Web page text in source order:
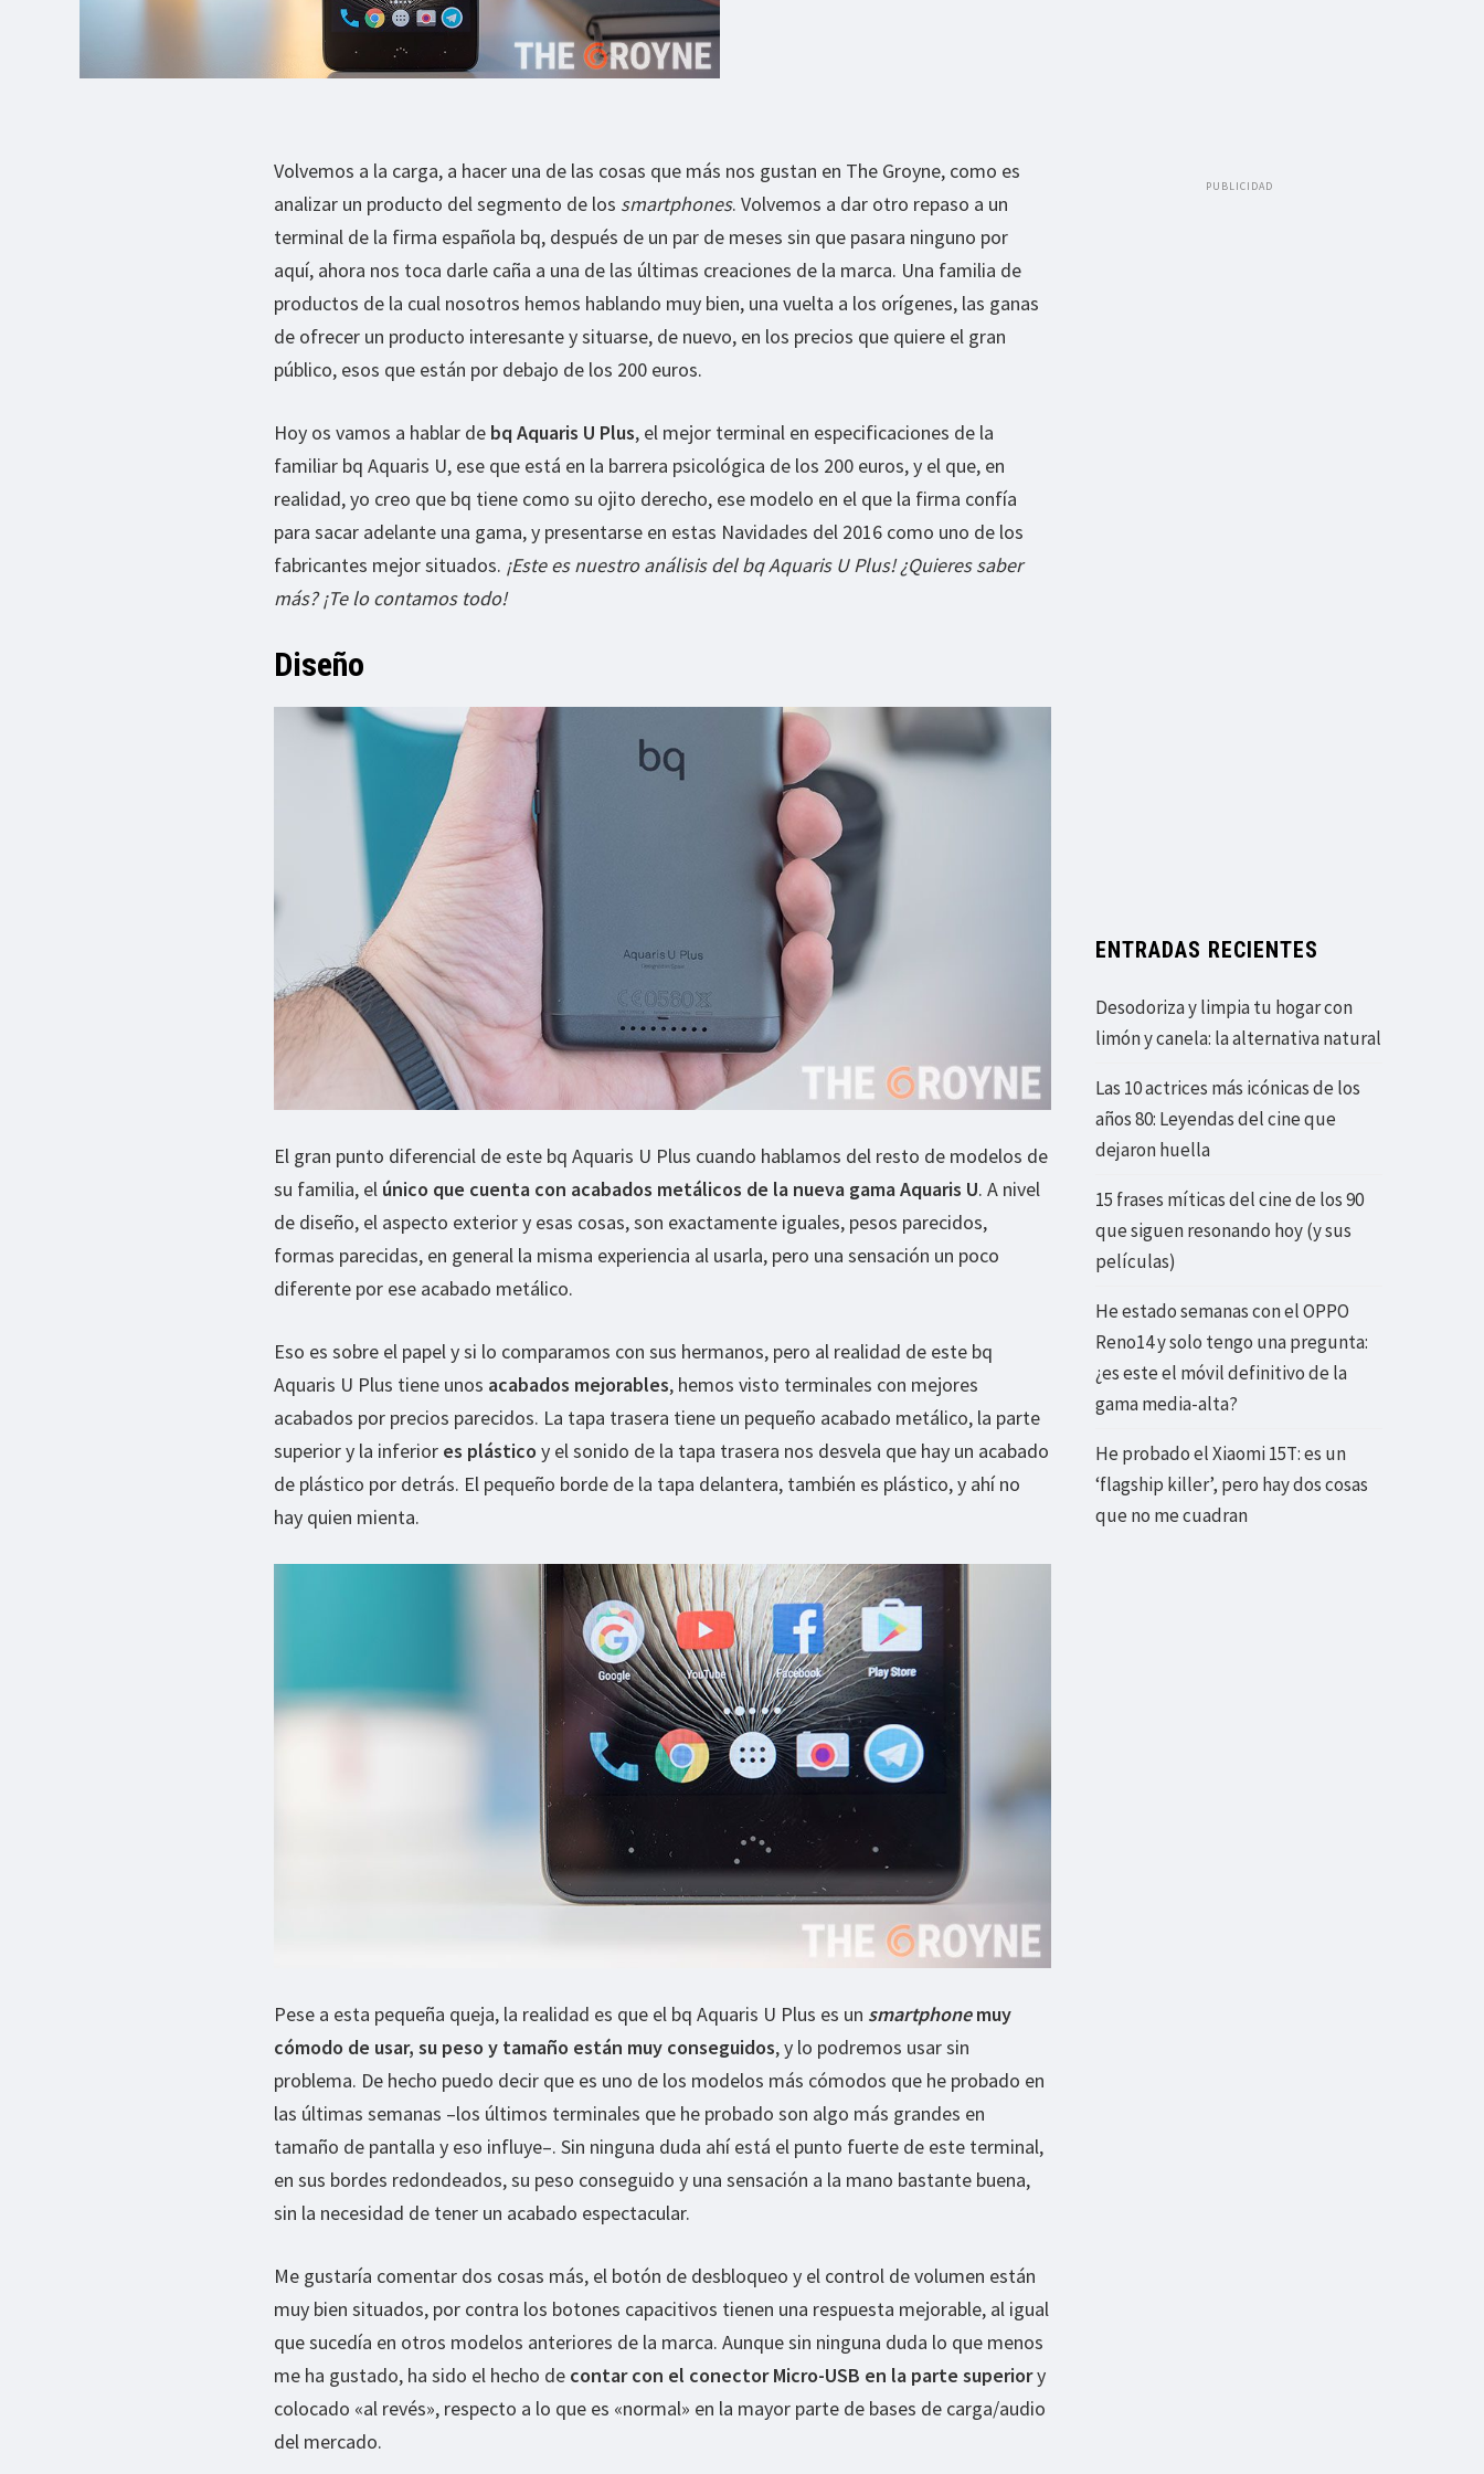
Volvemos a la carga, a hacer una de las cosas que más nos gustan en The Groyne, como es
analizar un producto del segmento de los smartphones. Volvemos a dar otro repaso a un
terminal de la firma española bq, después de un par de meses sin que pasara ninguno por
aquí, ahora nos toca darle caña a una de las últimas creaciones de la marca. Una familia de
productos de la cual nosotros hemos hablando muy bien, una vuelta a los orígenes, las ganas
de ofrecer un producto interesante y situarse, de nuevo, en los precios que quiere el gran
público, esos que están por debajo de los 200 euros.
Hoy os vamos a hablar de bq Aquaris U Plus, el mejor terminal en especificaciones de la
familiar bq Aquaris U, ese que está en la barrera psicológica de los 200 euros, y el que, en
realidad, yo creo que bq tiene como su ojito derecho, ese modelo en el que la firma confía
para sacar adelante una gama, y presentarse en estas Navidades del 2016 como uno de los
fabricantes mejor situados. ¡Este es nuestro análisis del bq Aquaris U Plus! ¿Quieres saber
más? ¡Te lo contamos todo!
Diseño
El gran punto diferencial de este bq Aquaris U Plus cuando hablamos del resto de modelos de
su familia, el único que cuenta con acabados metálicos de la nueva gama Aquaris U. A nivel
de diseño, el aspecto exterior y esas cosas, son exactamente iguales, pesos parecidos,
formas parecidas, en general la misma experiencia al usarla, pero una sensación un poco
diferente por ese acabado metálico.
Eso es sobre el papel y si lo comparamos con sus hermanos, pero al realidad de este bq
Aquaris U Plus tiene unos acabados mejorables, hemos visto terminales con mejores
acabados por precios parecidos. La tapa trasera tiene un pequeño acabado metálico, la parte
superior y la inferior es plástico y el sonido de la tapa trasera nos desvela que hay un acabado
de plástico por detrás. El pequeño borde de la tapa delantera, también es plástico, y ahí no
hay quien mienta.
Pese a esta pequeña queja, la realidad es que el bq Aquaris U Plus es un smartphonemuy
cómodo de usar, su peso y tamaño están muy conseguidos, y lo podremos usar sin
problema. De hecho puedo decir que es uno de los modelos más cómodos que he probado en
las últimas semanas –los últimos terminales que he probado son algo más grandes en
tamaño de pantalla y eso influye–. Sin ninguna duda ahí está el punto fuerte de este terminal,
en sus bordes redondeados, su peso conseguido y una sensación a la mano bastante buena,
sin la necesidad de tener un acabado espectacular.
Me gustaría comentar dos cosas más, el botón de desbloqueo y el control de volumen están
muy bien situados, por contra los botones capacitivos tienen una respuesta mejorable, al igual
que sucedía en otros modelos anteriores de la marca. Aunque sin ninguna duda lo que menos
me ha gustado, ha sido el hecho de contar con el conector Micro-USB en la parte superiory
colocado «al revés», respecto a lo que es «normal» en la mayor parte de bases de carga/audio
del mercado.
PUBLICIDAD
ENTRADAS RECIENTES
Desodoriza y limpia tu hogar con
limón y canela: la alternativa natural
Las 10 actrices más icónicas de los
años 80: Leyendas del cine que
dejaron huella
15 frases míticas del cine de los 90
que siguen resonando hoy (y sus
películas)
He estado semanas con el OPPO
Reno14 y solo tengo una pregunta:
¿es este el móvil definitivo de la
gama media-alta?
He probado el Xiaomi 15T: es un
‘flagship killer’, pero hay dos cosas
que no me cuadran